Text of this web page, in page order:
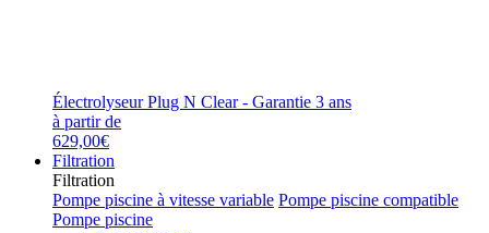
Électrolyseur Plug N Clear - Garantie 3 ans
à partir de
629,00€
Filtration
Filtration
Pompe piscine à vitesse variable Pompe piscine compatible
Pompe piscine